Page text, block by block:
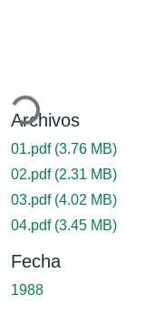
Archivos
01.pdf (3.76 MB)
02.pdf (2.31 MB)
03.pdf (4.02 MB)
04.pdf (3.45 MB)
Fecha
1988